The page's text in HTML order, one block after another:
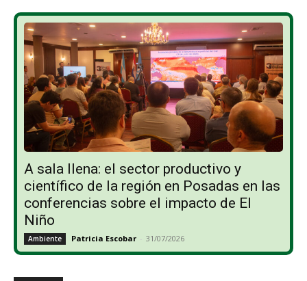
A sala llena: el sector productivo y
científico de la región en Posadas en las
conferencias sobre el impacto de El
Niño
Ambiente Patricia Escobar - 31/07/2026